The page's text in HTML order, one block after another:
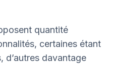
quantité
certaines étant
d’autres davantage